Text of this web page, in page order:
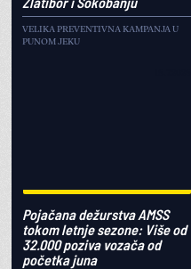
VELIKA PREVENTIVNA KAMPANJA U
PUNOM JEKU
Pojačana dežurstva AMSS
tokom letnje sezone: Više od
32.000 poziva vozača od
početka juna